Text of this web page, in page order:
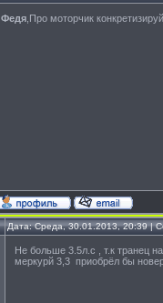
Федя ,Про моторчик
Дата: Среда, 30.01.2013, 20:39 |
Не больше 3.5л.с , т.к транец
меркурй 3,3 приобрёл бы